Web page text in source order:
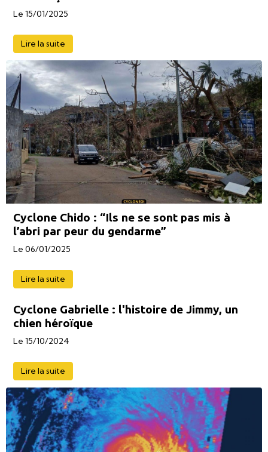
Le 15/01/2025
Lire la suite
Cyclone Chido : “Ils ne se sont pas mis à
l’abri par peur du gendarme”
Le 06/01/2025
Lire la suite
Cyclone Gabrielle : l'histoire de Jimmy, un
chien héroïque
Le 15/10/2024
Lire la suite